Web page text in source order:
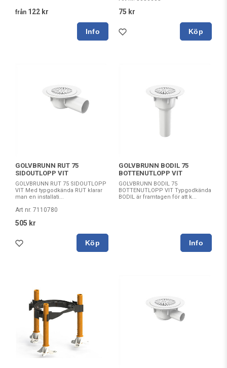
från 122 kr 75 kr
Köp
GOLVBRUNN RUT 75
SIDOUTLOPP VIT
GOLVBRUNN RUT 75 SIDOUTLOPP
VIT Med typgodkända RUT klarar
man en installati...
Art nr. 7110780
505 kr
Köp
GOLVBRUNN BODIL 75
BOTTENUTLOPP VIT
GOLVBRUNN BODIL 75
BOTTENUTLOPP VIT Typgodkända
BODIL är framtagen för att k...